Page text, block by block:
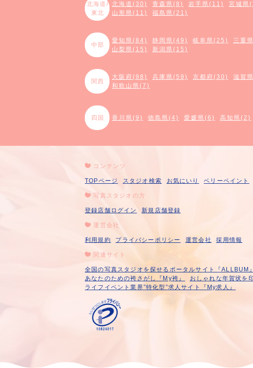
北海道/
東北
北海道(30) 青森県(8) 岩手県(11) 宮城県
山形県(11)
福島県(21)
中部
愛知県(84) 静岡県(49) 岐阜県(25) 三重
山梨県(15)
新潟県(15)
関西
大阪府(98) 兵庫県(59) 京都府(30) 滋賀
和歌山県(7)
四国 香川県(9) 徳島県(4) 愛媛県(6) 高知県(2)
コンテンツ
TOPページ スタジオ検索 お気にいり ベリーペイント
写真スタジオの方
登録店舗ログイン 新規店舗登録
運営会社
利用規約 プライバシーポリシー 運営会社 採用情報
関連サイト
全国の写真スタジオを探せるポータルサイト『ALLBUM』
あなたのための袴さがし『My袴』
おしゃれな年賀状を
ライフイベント業界”特化型”求人サイト『My求人』